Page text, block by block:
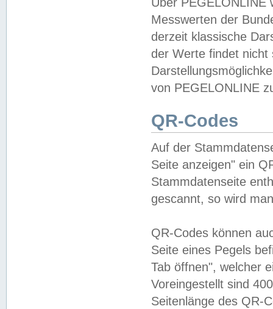
Messwerten der
derzeit klassische
der Werte findet
von PEGELONLINE
QR-Codes
Auf der
Seite anzeigen" ein
Stammdatenseite
gescannt, so wird
QR-Codes können
Seite eines Pegels
Tab öffnen", welcher
Voreingestellt sind
Seitenlänge des QR-